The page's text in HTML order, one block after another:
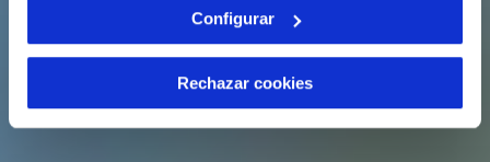
Configurar
Rechazar cookies